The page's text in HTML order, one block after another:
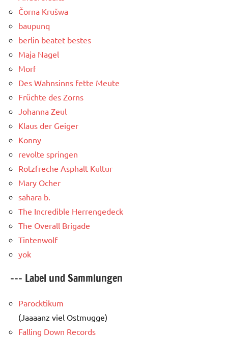
Čorna Krušwa
baupunq
berlin beatet bestes
Maja Nagel
Morf
Des Wahnsinns fette Meute
Früchte des Zorns
Johanna Zeul
Klaus der Geiger
Konny
revolte springen
Rotzfreche Asphalt Kultur
Mary Ocher
sahara b.
The Incredible Herrengedeck
The Overall Brigade
Tintenwolf
yok
--- Label und Sammlungen
Parocktikum
(Jaaaanz viel Ostmugge)
Falling Down Records